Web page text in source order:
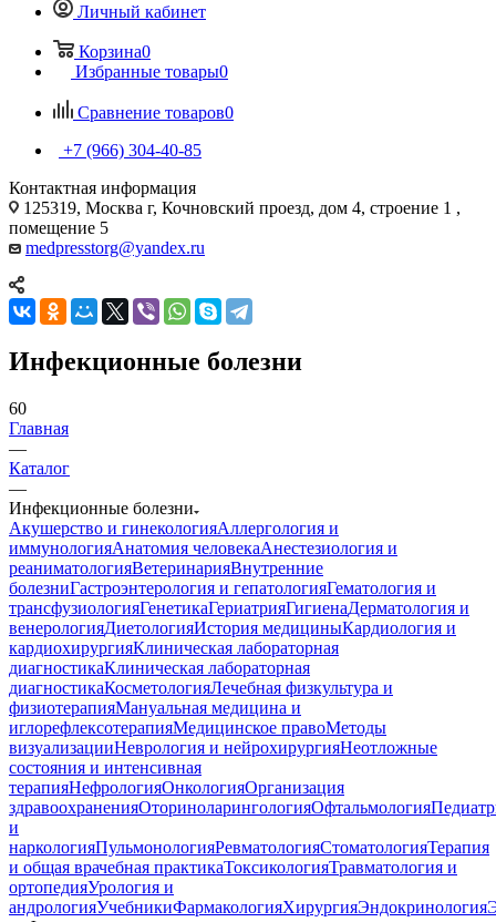
Личный кабинет
Корзина0
Избранные товары0
Сравнение товаров0
+7 (966) 304-40-85
Контактная информация
125319, Москва г, Кочновский проезд, дом 4, строение 1 ,
помещение 5
medpresstorg@yandex.ru
Инфекционные болезни
60
Главная
—
Каталог
—
Инфекционные болезни
Акушерство и гинекологияАллергология и
иммунологияАнатомия человекаАнестезиология и
реаниматологияВетеринарияВнутренние
болезниГастроэнтерология и гепатологияГематология и
трансфузиологияГенетикаГериатрияГигиенаДерматология и
венерологияДиетологияИстория медициныКардиология и
кардиохирургияКлиническая лабораторная
диагностикаКлиническая лабораторная
диагностикаКосметологияЛечебная физкультура и
физиотерапияМануальная медицина и
иглорефлексотерапияМедицинское правоМетоды
визуализацииНеврология и нейрохирургияНеотложные
состояния и интенсивная
терапияНефрологияОнкологияОрганизация
здравоохраненияОториноларингологияОфтальмология
и
наркологияПульмонологияРевматологияСтоматологияТерапия
и общая врачебная практикаТоксикологияТравматология и
ортопедияУрология и
андрологияУчебникиФармакологияХирургияЭндокринология